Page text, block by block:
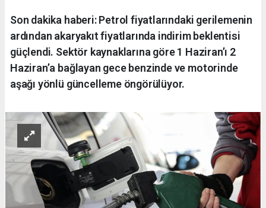
Son dakika haberi: Petrol fiyatlarındaki gerilemenin
ardından akaryakıt fiyatlarında indirim beklentisi
güçlendi. Sektör kaynaklarına göre 1 Haziran’ı 2
Haziran’a bağlayan gece benzinde ve motorinde
aşağı yönlü güncelleme öngörülüyor.